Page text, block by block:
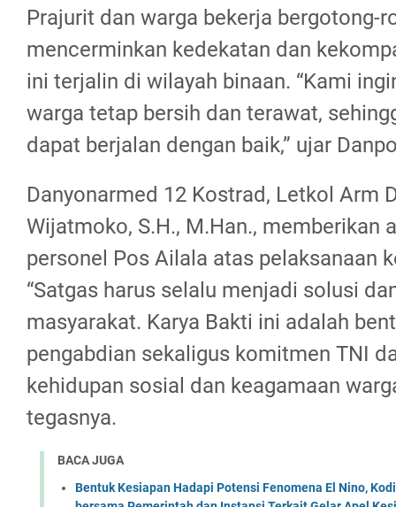
Prajurit dan warga bekerja bergotong-
mencerminkan kedekatan dan
ini terjalin di wilayah binaan. “Kami
warga tetap bersih dan terawat,
dapat berjalan dengan baik,” ujar
Danyonarmed 12 Kostrad, Letkol Arm
Wijatmoko, S.H., M.Han., memberikan
personel Pos Ailala atas pelaksanaan
“Satgas harus selalu menjadi solusi
masyarakat. Karya Bakti ini adalah
pengabdian sekaligus komitmen TNI
kehidupan sosial dan keagamaan
tegasnya.
BACA JUGA
Bentuk Kesiapan Hadapi Potensi Fenomena El Nino,